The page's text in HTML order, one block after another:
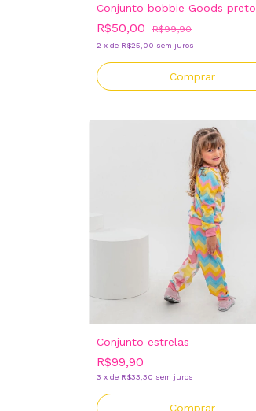
Conjunto bobbie Goods preto
R$50,00 R$99,90
2 x de R$25,00 sem juros
Comprar
Conjunto estrelas
R$99,90
3 x de R$33,30 sem juros
Comprar